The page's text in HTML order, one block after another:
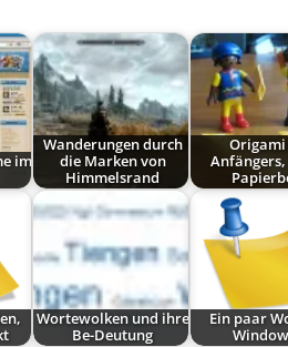
im
Wanderungen durch
die Marken von
Himmelsrand
Anfängers,
Wortewolken und ihre
Be-Deutung
Ein paar